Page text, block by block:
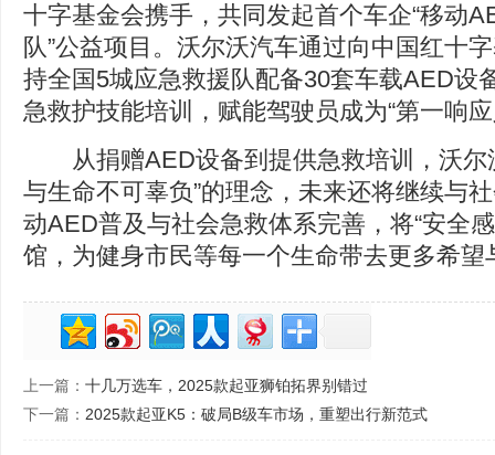
十字基金会携手，共同发起首个车企“移动
队”公益项目。沃尔沃汽车通过向中国红十
持全国5城应急救援队配备30套车载AED设
急救护技能培训，赋能驾驶员成为“第一响应
从捐赠AED设备到提供急救培训，沃尔
与生命不可辜负”的理念，未来还将继续与
动AED普及与社会急救体系完善，将“安全
馆，为健身市民等每一个生命带去更多希望
上一篇： 十几万选车，2025款起亚狮铂拓界别错过
下一篇： 2025款起亚K5：破局B级车市场，重塑出行新范式